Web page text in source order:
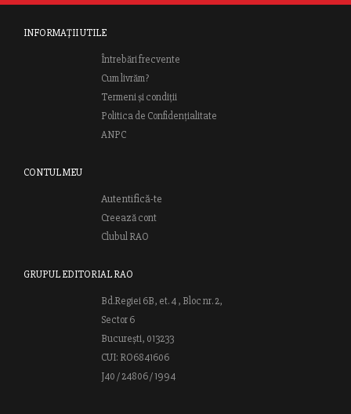
INFORMAȚII UTILE
Întrebări frecvente
Cum livrăm?
Termeni și condiții
Politica de Confidențialitate
ANPC
CONTUL MEU
Autentifică-te
Creează cont
Clubul RAO
GRUPUL EDITORIAL RAO
Bd.Regiei 6B, et. 4 , Bloc nr. 2,
Sector 6
București, 013233
CUI: RO6841606
J40 / 24806 / 1994